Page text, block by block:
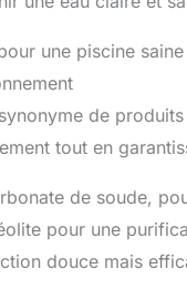
une piscine saine
de
tout en
de soude,
pour une
douce mais